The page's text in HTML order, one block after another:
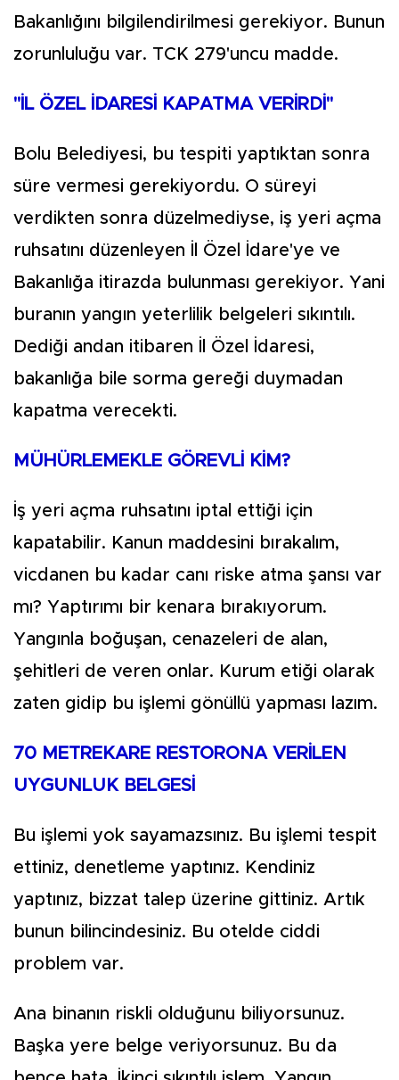
Bakanlığını bilgilendirilmesi gerekiyor. Bunun
zorunluluğu var. TCK 279'uncu madde.
"İL ÖZEL İDARESİ KAPATMA VERİRDİ"
Bolu Belediyesi, bu tespiti yaptıktan sonra
süre vermesi gerekiyordu. O süreyi
verdikten sonra düzelmediyse, iş yeri açma
ruhsatını düzenleyen İl Özel İdare'ye ve
Bakanlığa itirazda bulunması gerekiyor. Yani
buranın yangın yeterlilik belgeleri sıkıntılı.
Dediği andan itibaren İl Özel İdaresi,
bakanlığa bile sorma gereği duymadan
kapatma verecekti.
MÜHÜRLEMEKLE GÖREVLİ KİM?
İş yeri açma ruhsatını iptal ettiği için
kapatabilir. Kanun maddesini bırakalım,
vicdanen bu kadar canı riske atma şansı var
mı? Yaptırımı bir kenara bırakıyorum.
Yangınla boğuşan, cenazeleri de alan,
şehitleri de veren onlar. Kurum etiği olarak
zaten gidip bu işlemi gönüllü yapması lazım.
70 METREKARE RESTORONA VERİLEN
UYGUNLUK BELGESİ
Bu işlemi yok sayamazsınız. Bu işlemi tespit
ettiniz, denetleme yaptınız. Kendiniz
yaptınız, bizzat talep üzerine gittiniz. Artık
bunun bilincindesiniz. Bu otelde ciddi
problem var.
Ana binanın riskli olduğunu biliyorsunuz.
Başka yere belge veriyorsunuz. Bu da